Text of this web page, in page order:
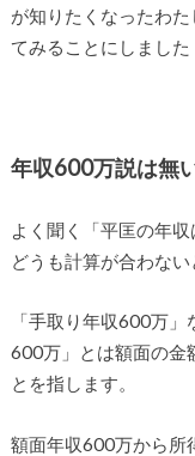
が知りたくなったわ
てみることにしました
年収600万説は無
よく聞く「平匡の年
どうも計算が合わない
「手取り年収600万
600万」とは額面の金
とを指します。
額面年収600万から所